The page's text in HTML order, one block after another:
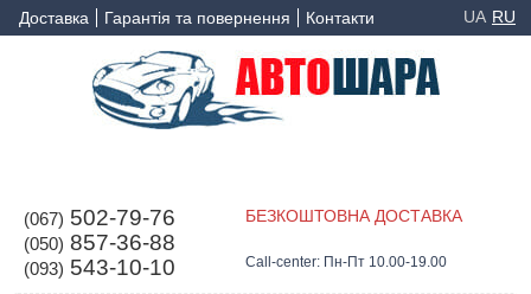
Доставка Гарантія та повернення Контакти UA RU
(067) 502-79-76
(050) 857-36-88
(093) 543-10-10
БЕЗКОШТОВНА ДОСТАВКА
Call-center: Пн-Пт 10.00-19.00